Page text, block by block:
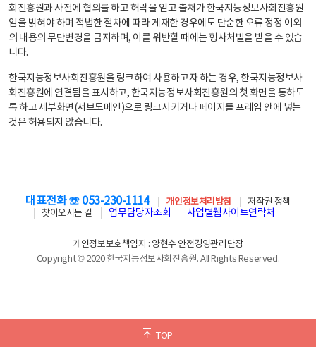
회진흥원과 사전에 협의를 하고 허락을 얻고 출처가 한국지능정보사회진흥원
임을 밝혀야 하며 적법한 절차에 따라 게재한 경우에도 단순한 오류 정정 이외
의 내용의 무단변경을 금지하며, 이를 위반할 때에는 형사처벌을 받을 수 있습
니다.
한국지능정보사회진흥원을 링크하여 사용하고자 하는 경우, 한국지능정보사
회진흥원에 연결됨을 표시하고, 한국지능정보사회진흥원의 첫 화면을 통하도
록 하고 세부화면(서브도메인)으로 링크시키거나 페이지를 프레임 안에 넣는
것은 허용되지 않습니다.
TOP
대표전화 ☏ 053-230-1114 개인정보처리방침
저작권 정책
찾아오시는 길
업무담당자조회 사업별웹사이트연락처
개인정보보호책임자 : 양현수 안전경영관리단장
Copyright © 2020 한국지능정보사회진흥원. All Rights Reserved.